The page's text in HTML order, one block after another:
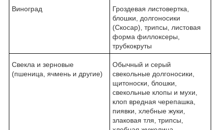
Виноград
Гроздевая листовертка,
блошки, долгоносики
(Скосар), трипсы, листовая
форма филлоксеры,
трубкокруты
Свекла и зерновые
(пшеница, ячмень и другие)
Обычный и серый
свекольные долгоносики,
щитоноски, блошки,
свекольные клопы и мухи,
клоп вредная черепашка,
пиявки, хлебные жуки,
злаковая тля, трипсы,